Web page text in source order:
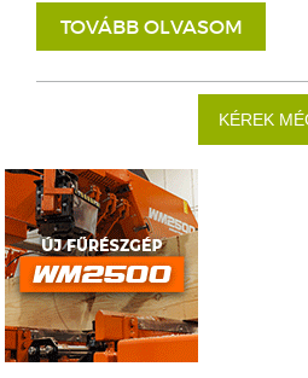
TOVÁBB OLVASOM
KÉREK